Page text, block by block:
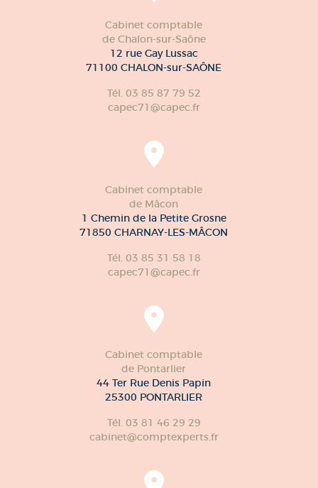
Cabinet comptable
de Chalon-sur-Saône
12 rue Gay Lussac
71100 CHALON-sur-SAÔNE
Tél. 03 85 87 79 52
capec71@capec.fr
Cabinet comptable
de Mâcon
1 Chemin de la Petite Grosne
71850 CHARNAY-LES-MÂCON
Tél. 03 85 31 58 18
capec71@capec.fr
Cabinet comptable
de Pontarlier
44 Ter Rue Denis Papin
25300 PONTARLIER
Tél. 03 81 46 29 29
cabinet@comptexperts.fr